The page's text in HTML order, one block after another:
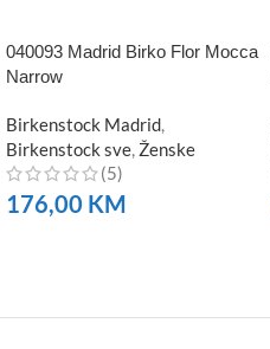
040093 Madrid Birko Flor Mocca
Narrow
Birkenstock Madrid,
Birkenstock sve, Ženske
(5)
176,00 KM